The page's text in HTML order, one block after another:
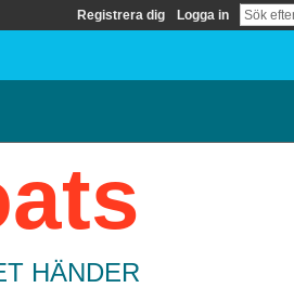
Registrera dig Logga in
HÄNDER